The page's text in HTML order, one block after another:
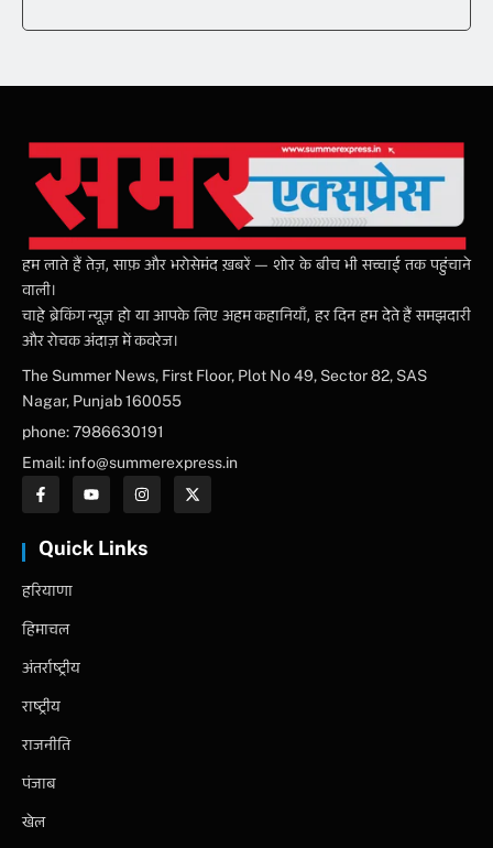
हम लाते हैं तेज़, साफ़ और भरोसेमंद ख़बरें — शोर के बीच भी सच्चाई तक पहुंचाने
वाली।
चाहे ब्रेकिंग न्यूज़ हो या आपके लिए अहम कहानियाँ, हर दिन हम देते हैं समझदारी
और रोचक अंदाज़ में कवरेज।
The Summer News, First Floor, Plot No 49, Sector 82, SAS
Nagar, Punjab 160055
phone: 7986630191
Email: info@summerexpress.in
Quick Links
हरियाणा
हिमाचल
अंतर्राष्ट्रीय
राष्ट्रीय
राजनीति
पंजाब
खेल